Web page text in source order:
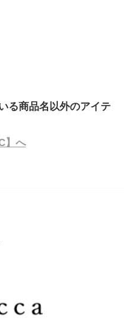
る商品名以外のアイテ
】へ